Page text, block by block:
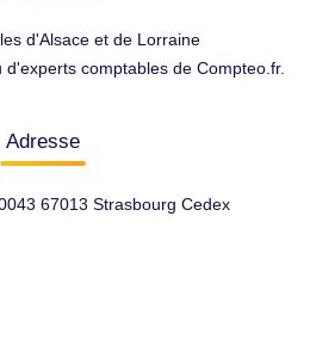
d'Alsace et de Lorraine
comptables de Compteo.fr.
Adresse
67013 Strasbourg Cedex